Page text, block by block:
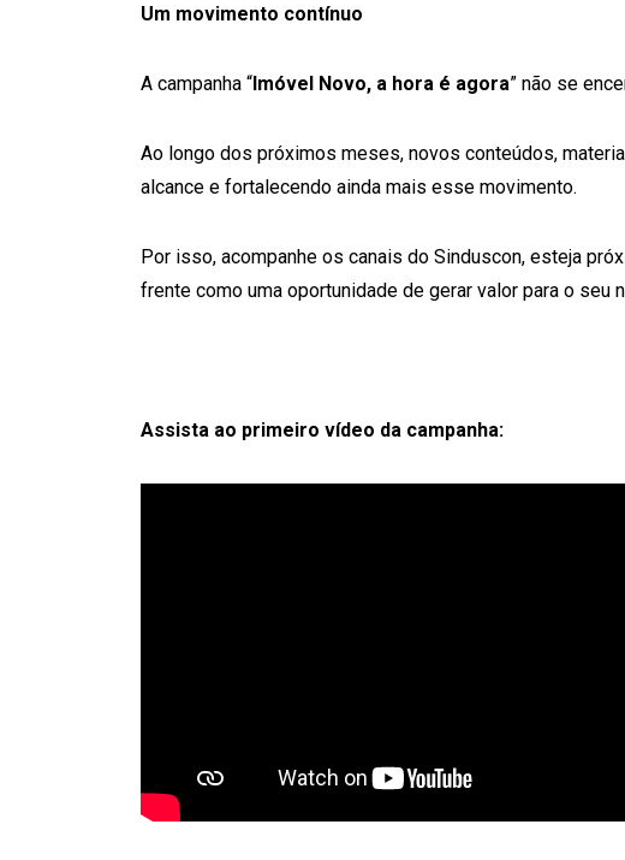
Um movimento contínuo
A campanha “Imóvel Novo, a hora é agora” não se
Ao longo dos próximos meses, novos conteúdos,
alcance e fortalecendo ainda mais esse movimento.
Por isso, acompanhe os canais do Sinduscon, esteja
frente como uma oportunidade de gerar valor para o seu
Assista ao primeiro vídeo da campanha: